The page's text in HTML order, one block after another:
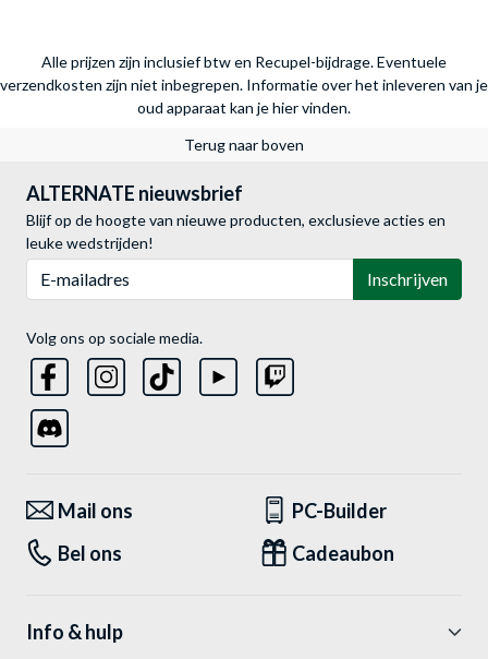
Alle prijzen zijn inclusief btw en Recupel-bijdrage. Eventuele
verzendkosten zijn niet inbegrepen. Informatie over het inleveren van je
oud apparaat kan je hier vinden.
Terug naar boven
ALTERNATE nieuwsbrief
Blijf op de hoogte van nieuwe producten, exclusieve acties en
leuke wedstrijden!
Inschrijven
Volg ons op sociale media.
Mail ons
PC-Builder
Bel ons
Cadeaubon
Info & hulp